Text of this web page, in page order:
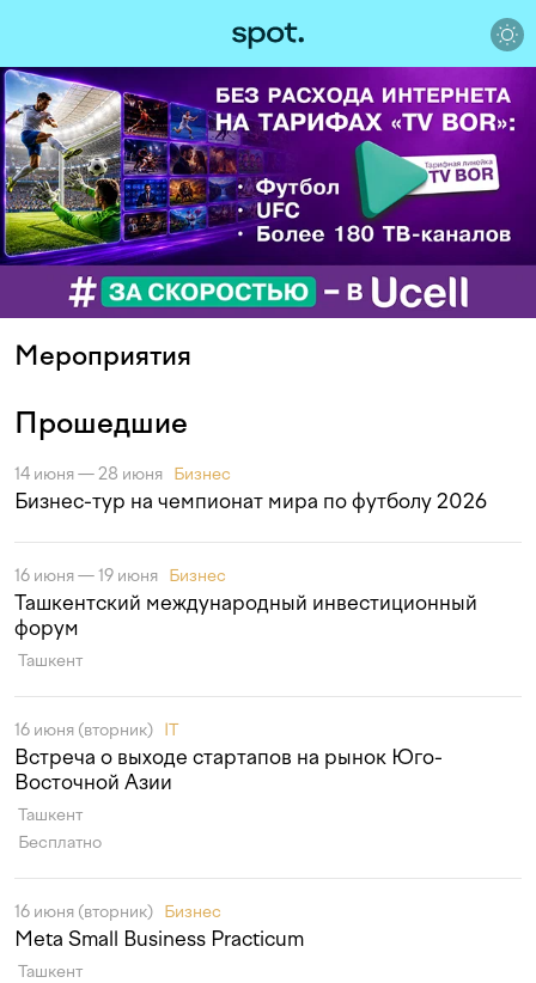
Мероприятия
Прошедшие
14 июня — 28 июня Бизнес
Бизнес-тур на чемпионат мира по футболу 2026
16 июня — 19 июня Бизнес
Ташкентский международный инвестиционный
форум
Ташкент
16 июня (вторник) IT
Встреча о выходе стартапов на рынок Юго-
Восточной Азии
Ташкент
Бесплатно
16 июня (вторник) Бизнес
Meta Small Business Practicum
Ташкент